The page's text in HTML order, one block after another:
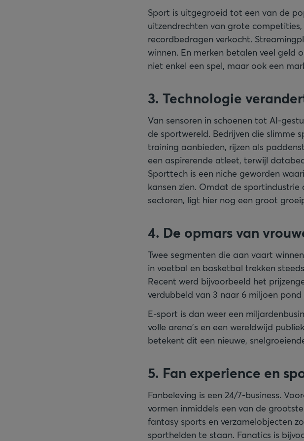
Sport is uitgegroeid tot een van de
uitzendrechten van grote
recordbedragen verkocht.
winnen. En merken betalen veel geld
niet enkel een spel, maar ook een
3. Technologie
Van sensoren in schoenen tot AI-
de sportwereld. Bedrijven die slimme
training aanbieden, rijzen als
een aspirerende atleet, terwijl
Sporttech is een niche geworden
kansen zien. Omdat de
sectoren, ligt hier nog een groot
4. De opmars van
Twee segmenten die aan vaart
in voetbal en basketbal trekken
Recent werd bijvoorbeeld het
verdubbeld van 3 naar 6 miljoen pond
E-sport is dan weer een
volle arena’s en een wereldwijd
betekent dit een nieuwe,
5. Fan experience en
Fanbeleving is een 24/7-business.
vormen inmiddels een van de
fantasy sports en verzamelobjecten
sporthelden te staan. Fanatics is